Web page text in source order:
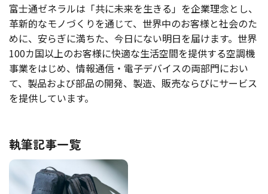
富士通ゼネラルは「共に未来を生きる」を企業理念とし、
革新的なモノづくりを通じて、世界中のお客様と社会のた
めに、安らぎに満ちた、今日にない明日を届けます。世界
100カ国以上のお客様に快適な生活空間を提供する空調機
事業をはじめ、情報通信・電子デバイスの両部門におい
て、製品および部品の開発、製造、販売ならびにサービス
を提供しています。
執筆記事一覧